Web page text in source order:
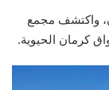
واكتشف مجمع
كرمان الحيوية.